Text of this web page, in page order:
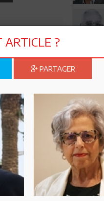
Commentaire
ARTICLE ?
PARTAGER